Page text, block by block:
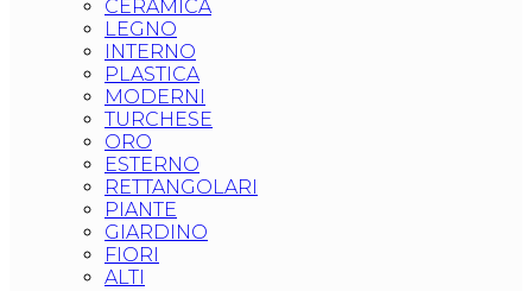
CERAMICA
LEGNO
INTERNO
PLASTICA
MODERNI
TURCHESE
ORO
ESTERNO
RETTANGOLARI
PIANTE
GIARDINO
FIORI
ALTI